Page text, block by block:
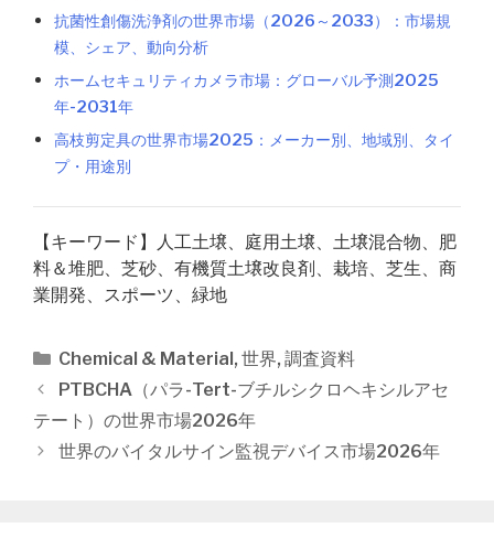
抗菌性創傷洗浄剤の世界市場（2026～2033）：市場規
模、シェア、動向分析
ホームセキュリティカメラ市場：グローバル予測2025
年-2031年
高枝剪定具の世界市場2025：メーカー別、地域別、タイ
プ・用途別
【キーワード】人工土壌、庭用土壌、土壌混合物、肥
料＆堆肥、芝砂、有機質土壌改良剤、栽培、芝生、商
業開発、スポーツ、緑地
カ
テ
ゴ
リ
ー
Chemical & Material, 世界, 調査資料
投
稿
PTBCHA（パラ-Tert-ブチルシクロヘキシルアセ
テート）の世界市場2026年
世界のバイタルサイン監視デバイス市場2026年